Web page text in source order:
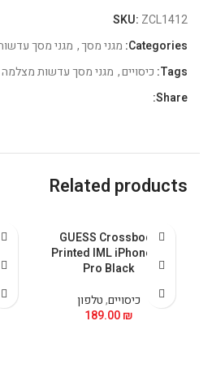
SKU: ZCL1412
Categories: מגני מסך, מגני מסך
Tags: כיסויים, מגני מסך עדשות
Share:
Related products
GUESS Crossbody
Printed IML iPhone 15
Pro Black
כיסויים,טלפון
189.00₪